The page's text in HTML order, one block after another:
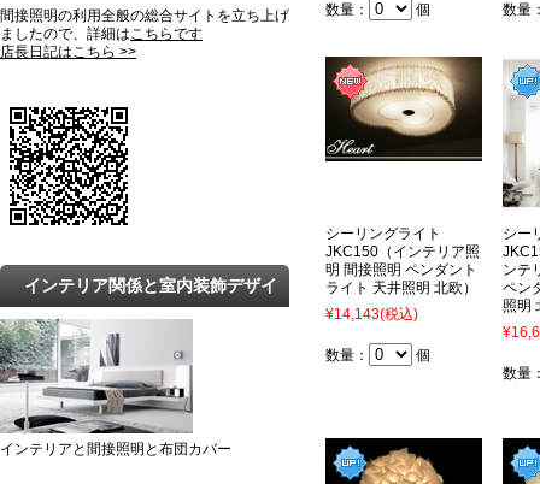
数量： 個 数量
シーリングライト
JKC150（インテリア照
明 間接照明 ペンダント
ライト 天井照明 北欧）
¥14,143(税込)
数量： 個
シー
ンテ
ペン
照明
数量
間接照明の利用全般の総合サイトを立ち上げ
ましたので、詳細はこちらです
店長日記はこちら >>
インテリア関係と室内装飾デザイ
ンの最新トレンドと知識
インテリアと間接照明と布団カバー